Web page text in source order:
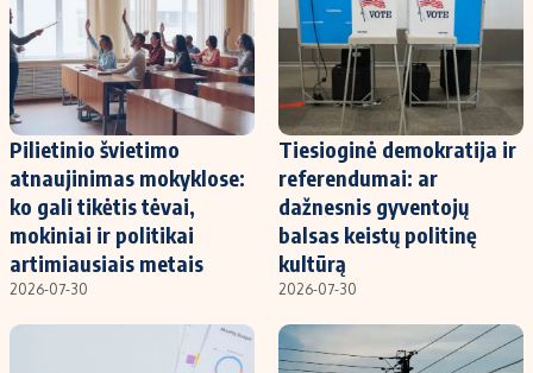
Pilietinio švietimo
atnaujinimas mokyklose:
ko gali tikėtis tėvai,
mokiniai ir politikai
artimiausiais metais
2026-07-30
Tiesioginė demokratija ir
referendumai: ar
dažnesnis gyventojų
balsas keistų politinę
kultūrą
2026-07-30